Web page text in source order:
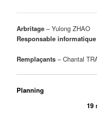
Arbritage – Yulong ZHAO
Responsable
Remplaçants – Chantal
Planning
19